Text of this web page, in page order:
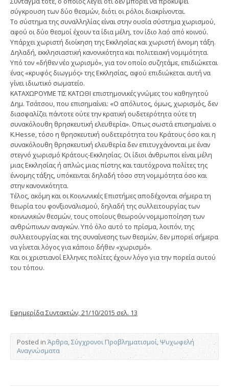
σύγκρουση των δύο θεσμών, διότι οι ρόλοι διακρίνονται.
Το σύστημα της συναλληλίας είναι στην ουσία σύστημα χωρισμού,
αφού οι δύο θεσμοί έχουν τα ίδια μέλη, τον ίδιο λαό από κοινού.
Υπάρχει χωριστή διοίκηση της Εκκλησίας και χωριστή έννομη τάξη.
Δηλαδή, εκκλησιαστική κανονικότητα και πολιτειακή νομιμότητα.
Υπό τον «δήθεν νέο χωρισμό», για τον οποίο συζητάμε, επιδιώκεται
ένας «κρυφός διωγμός» της Εκκλησίας, αφού επιδιώκεται αυτή να
γίνει ιδιωτικό σωματείο.
ΚΑΤΑΧΩΡΟΥΜΕ ΤΙΣ ΚΑΤΩΘΙ επιστημονικές γνώμες του καθηγητού
Δημ. Τσάτσου, που επι­σημαίνει: «Ο απόλυτος, όμως, χωρισμός, δεν
διασφαλίζει πάντοτε ούτε την κρατική ουδετε­ρότητα ούτε τη
συνακόλουθη θρησκευτική ελευ­θερία». Οπως σωστά επισημαίνει ο
Κ.Hesse, τόσο η θρησκευτική ουδετερότητα του Κράτους όσο και η
συνακόλουθη θρησκευτική ελευθερία δεν επιτυγχάνονται με έναν
στεγνό χωρισμό Κράτους-Εκκλησίας. Οι ίδιοι άνθρωποι είναι μέλη
μιας Εκκλησίας ή απλώς μιας πίστης και ταυτόχρονα πολίτες της
έννομης τάξης, υπόκεινται δηλαδή τόσο στη νομιμότητα όσο και
στην κανονικότητα.
Τέλος, ακόμη και οι Κοινωνικές Επιστήμες αποδέχονται σήμερα τη
θεωρία του φονξιονα­λισμού, δηλαδή της συλλειτουργίας των
κοινω­νικών θεσμών, τους οποίους θεωρούν νομιμο­ποίηση των
ανθρώπινων αναγκών. Υπό όλο αυτό το πρίσμα, λοιπόν, της
συλλειτουργίας και της συναίνεσης των θεσμών, δεν μπορεί σήμερα
να γίνεται λόγος για κάποιο δήθεν «χωρισμό».
Και οι χριστιανοί Ελληνες πολίτες έχουν λόγο για την πορεία αυτού
του τόπου.
Εφημερίδα Συντακτών, 21/10/2015 σελ. 13
Posted in Άρθρα,Σύγχρονοι Προβληματισμοί,Ψυχωφελή
Αναγνώσματα